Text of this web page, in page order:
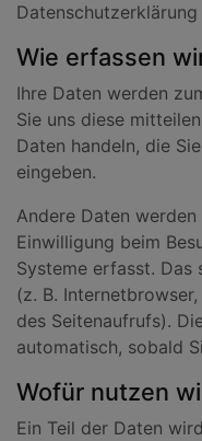
Datenschutzerklärung
Wie erfassen
Ihre Daten werden
Sie uns diese
Daten handeln, die
eingeben.
Andere Daten
Einwilligung beim
Systeme erfasst. Das
(z. B.
des Seitenaufrufs).
automatisch, sobald
Wofür nutzen
Ein Teil der Daten